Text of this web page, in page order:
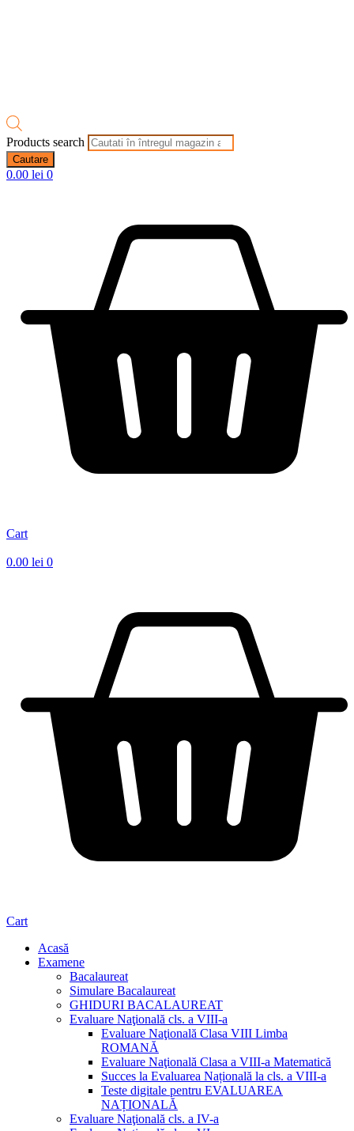
Products search
Cautare
0.00 lei 0
Cart
0.00 lei 0
Cart
Acasă
Examene
Bacalaureat
Simulare Bacalaureat
GHIDURI BACALAUREAT
Evaluare Naţională cls. a VIII-a
Evaluare Naţională Clasa VIII Limba
ROMANĂ
Evaluare Naţională Clasa a VIII-a Matematică
Succes la Evaluarea Națională la cls. a VIII-a
Teste digitale pentru EVALUAREA
NAȚIONALĂ
Evaluare Naţională cls. a IV-a